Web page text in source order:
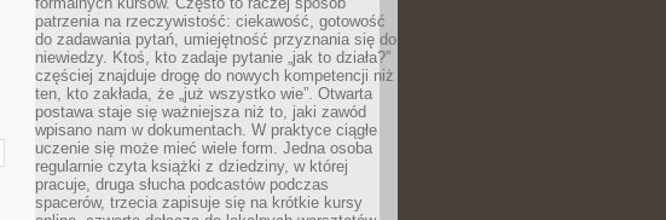
patrzenia na rzeczywistość: ciekawość, gotowość
do zadawania pytań, umiejętność przyznania się do
niewiedzy. Ktoś, kto zadaje pytanie „jak to działa?”
częściej znajduje drogę do nowych kompetencji niż
ten, kto zakłada, że „już wszystko wie”. Otwarta
postawa staje się ważniejsza niż to, jaki zawód
wpisano nam w dokumentach. W praktyce ciągłe
uczenie się może mieć wiele form. Jedna osoba
regularnie czyta książki z dziedziny, w której
pracuje, druga słucha podcastów podczas
spacerów, trzecia zapisuje się na krótkie kursy